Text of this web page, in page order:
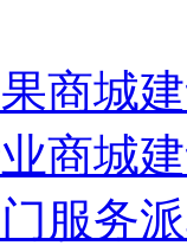
商城
商城
服务